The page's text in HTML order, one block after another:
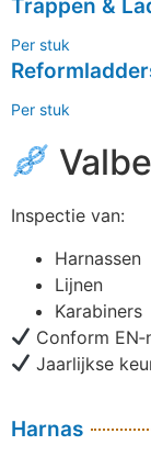
Trappen &
Per stuk
Per stuk
Inspectie van:
Harnassen
Lijnen
Karabiners
Conform
Jaarlijkse
Harnas